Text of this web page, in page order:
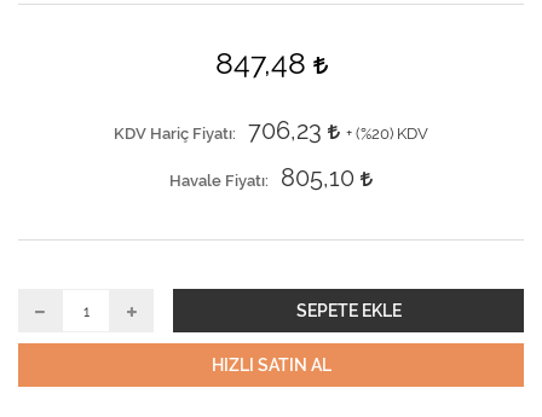
847,48
KDV Hariç Fiyatı 706,23 + (%20) KDV
Havale Fiyatı 805,10
SEPETE EKLE
HIZLI SATIN AL